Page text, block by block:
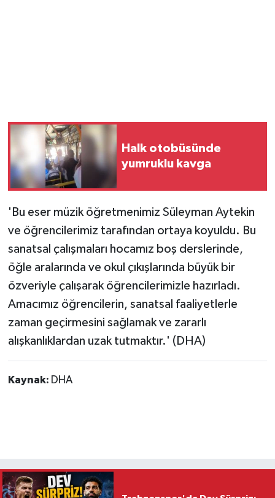
Halk otobüsünde
yumruklu kavga
'Bu eser müzik öğretmenimiz Süleyman Aytekin
ve öğrencilerimiz tarafından ortaya koyuldu. Bu
sanatsal çalışmaları hocamız boş derslerinde,
öğle aralarında ve okul çıkışlarında büyük bir
özveriyle çalışarak öğrencilerimizle hazırladı.
Amacımız öğrencilerin, sanatsal faaliyetlerle
zaman geçirmesini sağlamak ve zararlı
alışkanlıklardan uzak tutmaktır.' (DHA)
Kaynak: DHA